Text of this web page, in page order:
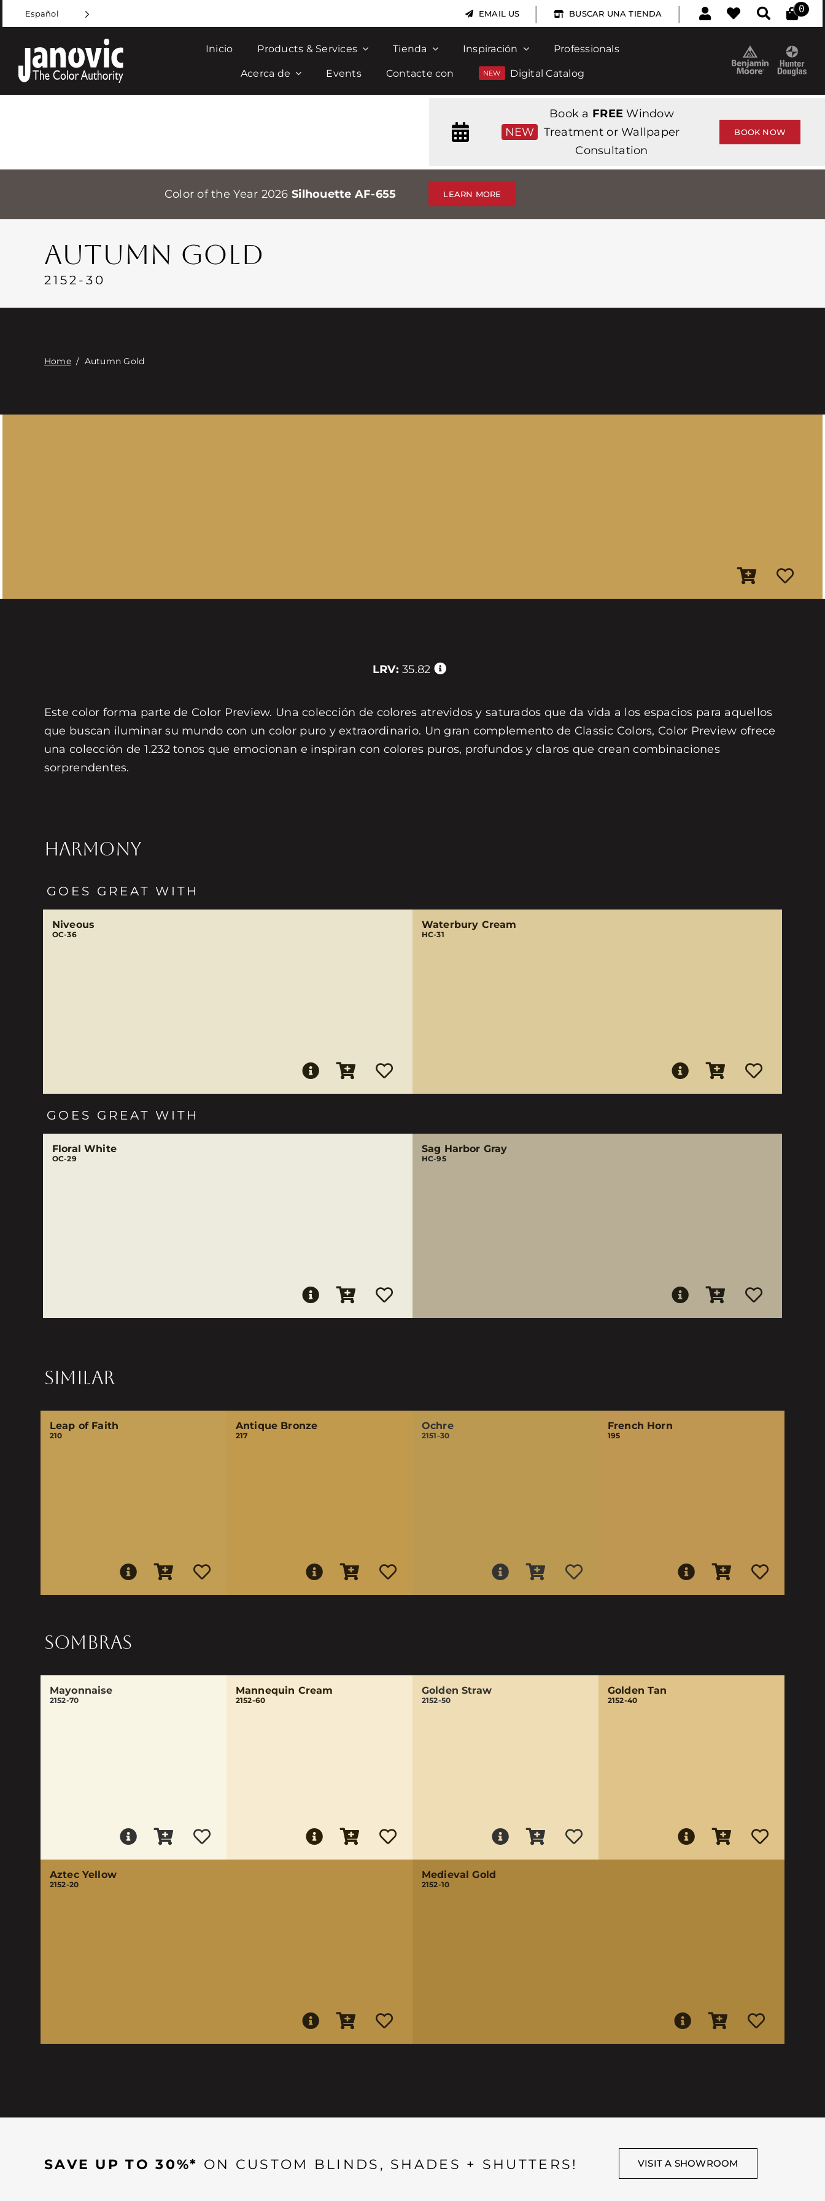
to
content
Español EMAIL US | BUSCAR UNA TIENDA | 0
Inicio Products & Services Tienda Inspiración Professionals
Acerca de Events Contacte con Digital Catalog
NEW
Book a FREE Window
Treatment or Wallpaper
Consultation
BOOK NOW
Color of the Year 2026 Silhouette AF-655 LEARN MORE
AUTUMN GOLD
2152-30
Home/ Autumn Gold
LRV: 35.82
Este color forma parte de Color Preview. Una colección de colores atrevidos y saturados que da vida a los espacios para aquellos
que buscan iluminar su mundo con un color puro y extraordinario. Un gran complemento de Classic Colors, Color Preview ofrece
una colección de 1.232 tonos que emocionan e inspiran con colores puros, profundos y claros que crean combinaciones
sorprendentes.
HARMONY
GOES GREAT WITH
Niveous
OC-36
Waterbury Cream
HC-31
GOES GREAT WITH
Floral White
OC-29
Sag Harbor Gray
HC-95
SIMILAR
Leap of Faith
210
Antique Bronze
217
Ochre
2151-30
French Horn
195
SOMBRAS
Mayonnaise
2152-70
Mannequin Cream
2152-60
Golden Straw
2152-50
Golden Tan
2152-40
Aztec Yellow
2152-20
Medieval Gold
2152-10
SAVE UP TO 30%* ON CUSTOM BLINDS, SHADES + SHUTTERS! VISIT A SHOWROOM